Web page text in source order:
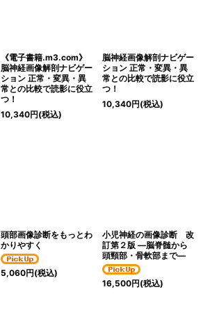
《電子書籍.m3.com》
脳神経画像解剖ナビゲー
ション 正常・変異・異
常との比較で読影に役立
つ！
10,340円(税込)
脳神経画像解剖ナビゲー
ション 正常・変異・異
常との比較で読影に役立
つ！
10,340円(税込)
頭部画像診断をもっとわ
かりやすく
5,060円(税込)
小児神経の画像診断 改
訂第２版 ―脳脊髄から
頭頸部・骨軟部まで―
16,500円(税込)